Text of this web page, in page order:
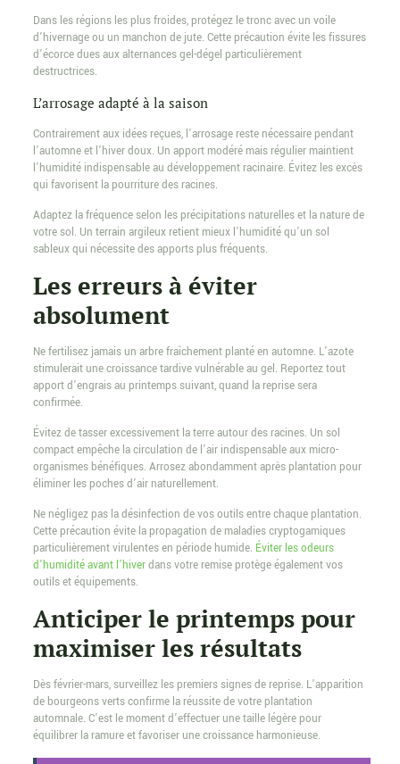
Dans les régions les plus froides, protégez le tronc avec un voile
d’hivernage ou un manchon de jute. Cette précaution évite les fissures
d’écorce dues aux alternances gel-dégel particulièrement
destructrices.
L’arrosage adapté à la saison
Contrairement aux idées reçues, l’arrosage reste nécessaire pendant
l’automne et l’hiver doux. Un apport modéré mais régulier maintient
l’humidité indispensable au développement racinaire. Évitez les excès
qui favorisent la pourriture des racines.
Adaptez la fréquence selon les précipitations naturelles et la nature de
votre sol. Un terrain argileux retient mieux l’humidité qu’un sol
sableux qui nécessite des apports plus fréquents.
Les erreurs à éviter
absolument
Ne fertilisez jamais un arbre fraîchement planté en automne. L’azote
stimulerait une croissance tardive vulnérable au gel. Reportez tout
apport d’engrais au printemps suivant, quand la reprise sera
confirmée.
Évitez de tasser excessivement la terre autour des racines. Un sol
compact empêche la circulation de l’air indispensable aux micro-
organismes bénéfiques. Arrosez abondamment après plantation pour
éliminer les poches d’air naturellement.
Ne négligez pas la désinfection de vos outils entre chaque plantation.
Cette précaution évite la propagation de maladies cryptogamiques
particulièrement virulentes en période humide. Éviter les odeurs
d’humidité avant l’hiverdans votre remise protège également vos
outils et équipements.
Anticiper le printemps pour
maximiser les résultats
Dès février-mars, surveillez les premiers signes de reprise. L’apparition
de bourgeons verts confirme la réussite de votre plantation
automnale. C’est le moment d’effectuer une taille légère pour
équilibrer la ramure et favoriser une croissance harmonieuse.